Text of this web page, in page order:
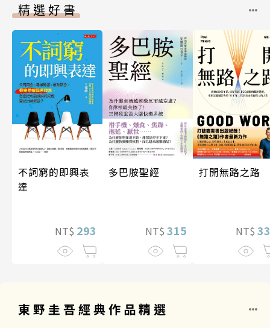
精選好書
不詞窮的即興表
達
NT$ 293
多巴胺聖經
NT$ 315
打開無路之路
NT$
東野圭吾經典作品精選